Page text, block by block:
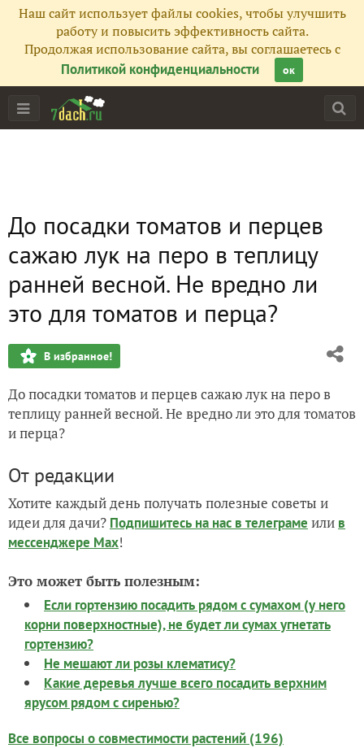
Наш сайт использует файлы cookies, чтобы улучшить
работу и повысить эффективность сайта.
Продолжая использование сайта, вы соглашаетесь с
Политикой конфиденциальности
ок
До посадки томатов и перцев
сажаю лук на перо в теплицу
ранней весной. Не вредно ли
это для томатов и перца?
В избранное!
До посадки томатов и перцев сажаю лук на перо в
теплицу ранней весной. Не вредно ли это для томатов
и перца?
От редакции
Хотите каждый день получать полезные советы и
идеи для дачи? Подпишитесь на нас в телеграме или в
мессенджере Max!
Это может быть полезным:
Если гортензию посадить рядом с сумахом (у него
корни поверхностные), не будет ли сумах угнетать
гортензию?
Не мешают ли розы клематису?
Какие деревья лучше всего посадить верхним
ярусом рядом с сиренью?
Все вопросы о совместимости растений (196)